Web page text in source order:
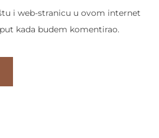
i web-stranicu u ovom internet
kada budem komentirao.